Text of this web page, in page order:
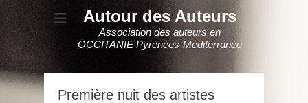
Autour des Auteurs
Association des auteurs en
OCCITANIE Pyrénées-Méditerranée
Première nuit des artistes